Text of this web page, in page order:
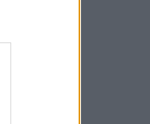
Γιαννάκος: Πρωτοφανής